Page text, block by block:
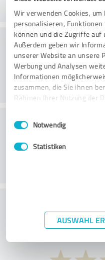
Wir verwenden Cookies,
personalisieren,
können und die Zugriffe auf
Außerdem geben wir
unserer Website an unsere
Werbung und Analysen
Informationen
zusammen, die Sie ihnen
Rahmen Ihrer Nutzung der
Impressum
Einwilligungsauswahl
Notwendig
Statistiken
AUSWAHL
O que
preço/